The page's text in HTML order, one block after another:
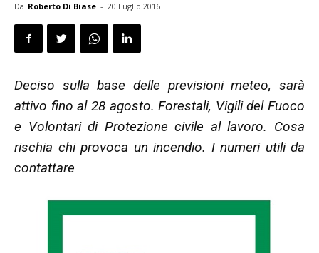
Da Roberto Di Biase - 20 Luglio 2016
Deciso sulla base delle previsioni meteo, sarà
attivo fino al 28 agosto. Forestali, Vigili del Fuoco
e Volontari di Protezione civile al lavoro. Cosa
rischia chi provoca un incendio. I numeri utili da
contattare